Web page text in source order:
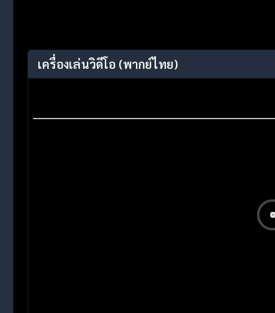
เครื่องเล่นวิดีโอ (พากย์ไทย)